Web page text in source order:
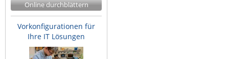
Online durchblättern
Vorkonfigurationen für
Ihre IT Lösungen